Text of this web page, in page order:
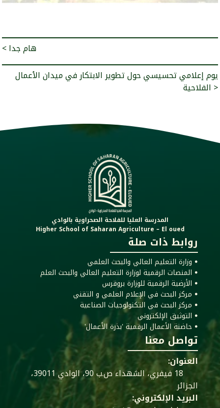
< هام جدا
يوم إعلامي تحسيسي حول تطوير الابتكار في ميدان الأعمال
الفلاحية >
المدرسة العليا للفلاحة الصحراوية بالوادي
Higher School of Saharan Agriculture – El oued
روابط ذات صلة
ꔷ وزارة التعليم العالي والبحث العلمي
ꔷ المنصات الرقمية لوزارة التعليم العالي والبحث العلم
ꔷ الأرضية الرقمية للوزارة بروقرس
ꔷ مركز البحث في الإعلام العلمي و التقني
ꔷ مركز البحث في التكنولوجيات الصناعية
ꔷ التوثيق الإلكتروني
ꔷ حاضنة الأعمال الرقمية 'بذرة الأعمال'
تواصل معنا
العنوان:
18 فيفري، الشهداء ص.ب 90، الوادي 39011،
الجزائر
البريد الإلكتروني: